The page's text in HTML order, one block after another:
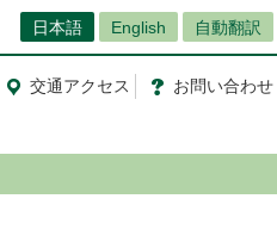
日本語 English 自動翻訳
交通アクセス お問い合わせ